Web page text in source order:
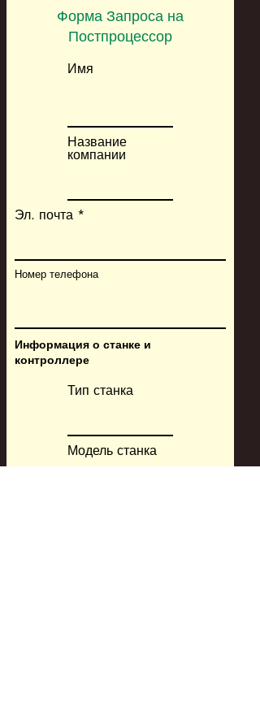
Форма Запроса на
Постпроцессор
Имя
Название
компании
Эл. почта
Номер телефона
Информация о станке и
контроллере
Тип станка
Модель станка